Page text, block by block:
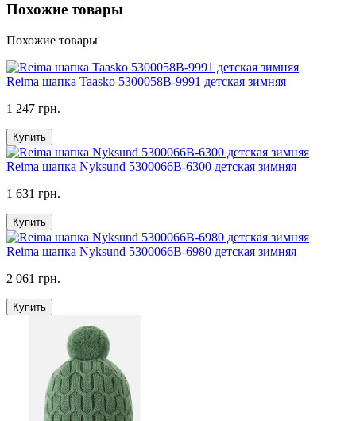
Похожие товары
Похожие товары
Reima шапка Taasko 5300058B-9991 детская зимняя
1 247 грн.
Купить
Reima шапка Nyksund 5300066B-6300 детская зимняя
1 631 грн.
Купить
Reima шапка Nyksund 5300066B-6980 детская зимняя
2 061 грн.
Купить